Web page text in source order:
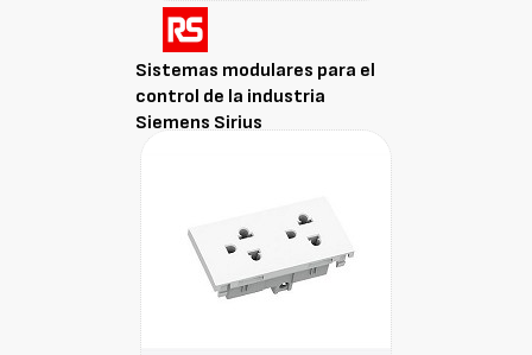
Sistemas modulares para el
control de la industria
Siemens Sirius